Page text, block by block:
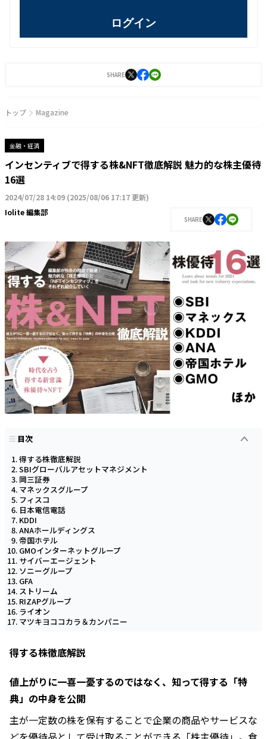
ログイン
SHARE
トップ Magazine
金融・経済
インセンティブで得する株&NFT徹底解説 魅力的な株主優待
16選
2024/07/28 14:09 (2025/08/06 17:17 更新)
Iolite 編集部
SHARE
目次
得する株徹底解説
SBIグローバルアセットマネジメント
岡三証券
マネックスグループ
フィスコ
日本電信電話
KDDI
ANAホールディングス
帝国ホテル
GMOインターネットグループ
サイバーエージェント
ソニーグループ
GFA
ストリーム
RIZAPグループ
ライオン
マツキヨココカラ＆カンパニー
得する株徹底解説
値上がりに一喜一憂するのではなく、知って得する「特
典」の中身を公開
主が一定数の株を保有することで企業の商品やサービスな